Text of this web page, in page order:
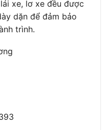
xe, lơ xe đều được
dặn để đảm bảo
trình.